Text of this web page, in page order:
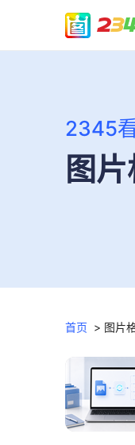
2345
图
首页 > 图片